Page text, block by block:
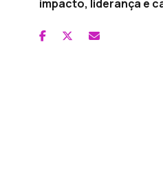
impacto, liderança e